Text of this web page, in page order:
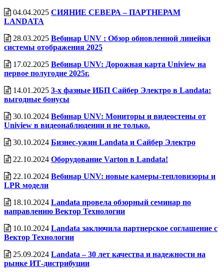
04.04.2025 СИЯНИЕ СЕВЕРА – ПАРТНЕРАМ
LANDATA
28.03.2025 Вебинар UNV : Обзор обновленной линейки
системы отображения 2025
17.02.2025 Вебинар UNV: Дорожная карта Uniview на
первое полугодие 2025г.
14.01.2025 3-х фазные ИБП Сайбер Электро в Landata:
выгодные бонусы
30.10.2024 Вебинар UNV: Мониторы и видеостены от
Uniview в видеонаблюдении и не только.
30.10.2024 Бизнес-ужин Landata и Сайбер Электро
22.10.2024 Оборудование Varton в Landata!
22.10.2024 Вебинар UNV: новые камеры-тепловизоры и
LPR модели
18.10.2024 Landata провела обзорный семинар по
направлению Вектор Технологии
10.10.2024 Landata заключила партнерское соглашение с
Вектор Технологии
25.09.2024 Landata – 30 лет качества и надежности на
рынке ИТ-дистрибуции